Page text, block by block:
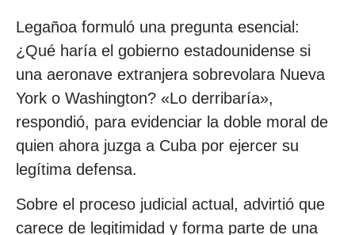
Legañoa formuló una pregunta esencial:
¿Qué haría el gobierno estadounidense si
una aeronave extranjera sobrevolara Nueva
York o Washington? «Lo derribaría»,
respondió, para evidenciar la doble moral de
quien ahora juzga a Cuba por ejercer su
legítima defensa.
Sobre el proceso judicial actual, advirtió que
carece de legitimidad y forma parte de una